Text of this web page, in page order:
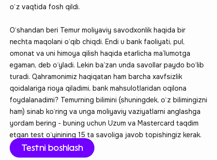
o‘z vaqtida fosh qildi.
O‘shandan beri Temur moliyaviy savodxonlik haqida bir
nechta maqolani o‘qib chiqdi. Endi u bank faoliyati, pul,
omonat va uni himoya qilish haqida etarlicha ma’lumotga
egaman, deb o‘yladi. Lekin ba’zan unda savollar paydo bo‘lib
turadi. Qahramonimiz haqiqatan ham barcha xavfsizlik
qoidalariga rioya qiladimi, bank mahsulotlaridan oqilona
foydalanadimi? Temurning bilimini (shuningdek, o‘z bilimingizni
ham) sinab ko‘ring va unga moliyaviy vaziyatlarni anglashga
yordam bering - buning uchun Uzum va Mastercard taqdim
etgan test o‘yinining 15 ta savoliga javob topishingiz kerak.
Testni boshlash